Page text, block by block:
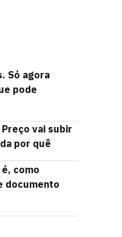
Só agora
pode
vai subir
por quê
como
documento